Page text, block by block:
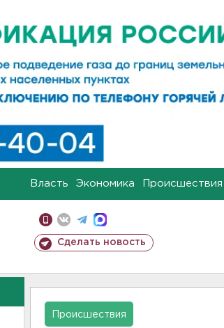
Власть Экономика Происшествия
Сделать новость
Происшествия